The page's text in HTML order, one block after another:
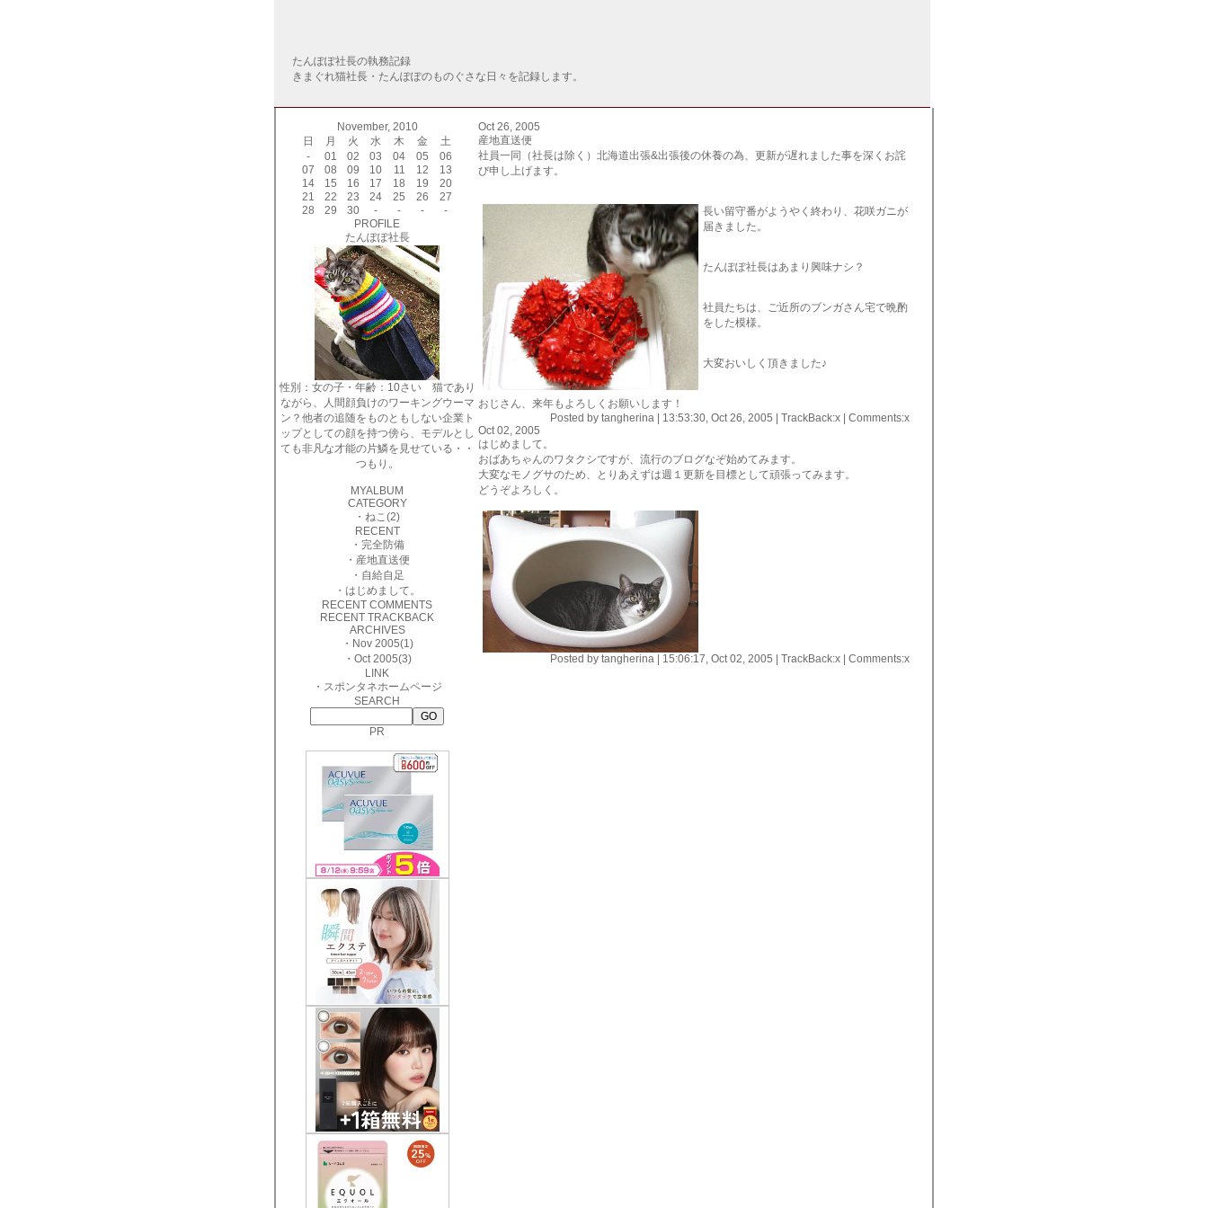
たんぽぽ社長の執務記録
きまぐれ猫社長・たんぽぽのものぐさな日々を記録します。
November, 2010
日
月 火 水 木 金
土
-
01 02 03 04 05
06
07
08 09 10 11 12
13
14
15 16 17 18 19
20
21
22 23 24 25 26
27
28
29 30 - - -
-
PROFILE
たんぽぽ社長
性別：女の子・年齢：10さい 猫であり
ながら、人間顔負けのワーキングウーマ
ン？他者の追随をものともしない企業ト
ップとしての顔を持つ傍ら、モデルとし
ても非凡な才能の片鱗を見せている・・
つもり。
MYALBUM
CATEGORY
・ ねこ(2)
RECENT
・ 完全防備
・ 産地直送便
・ 自給自足
・ はじめまして。
RECENT COMMENTS
RECENT TRACKBACK
ARCHIVES
・ Nov 2005(1)
・ Oct 2005(3)
LINK
・ スポンタネホームページ
SEARCH
PR
Oct 26, 2005
産地直送便
社員一同（社長は除く）北海道出張&出張後の休養の為、更新が遅れました事を深くお詫
び申し上げます。
長い留守番がようやく終わり、花咲ガニが
届きました。
たんぽぽ社長はあまり興味ナシ？
社員たちは、ご近所のブンガさん宅で晩酌
をした模様。
大変おいしく頂きました♪
おじさん、来年もよろしくお願いします！
Posted by tangherina | 13:53:30, Oct 26, 2005 | TrackBack:x | Comments:x
Oct 02, 2005
はじめまして。
おばあちゃんのワタクシですが、流行のブログなぞ始めてみます。
大変なモノグサのため、とりあえずは週１更新を目標として頑張ってみます。
どうぞよろしく。
Posted by tangherina | 15:06:17, Oct 02, 2005 | TrackBack:x | Comments:x